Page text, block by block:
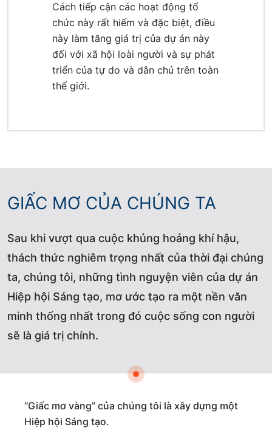
Cách tiếp cận các hoạt động tổ
chức này rất hiếm và đặc biệt, điều
này làm tăng giá trị của dự án này
đối với xã hội loài người và sự phát
triển của tự do và dân chủ trên toàn
thế giới.
GIẤC MƠ CỦA CHÚNG TA
Sau khi vượt qua cuộc khủng hoảng khí hậu,
thách thức nghiêm trọng nhất của thời đại chúng
ta, chúng tôi, những tình nguyện viên của dự án
Hiệp hội Sáng tạo, mơ ước tạo ra một nền văn
minh thống nhất trong đó cuộc sống con người
sẽ là giá trị chính.
“Giấc mơ vàng” của chúng tôi là xây dựng một
Hiệp hội Sáng tạo.